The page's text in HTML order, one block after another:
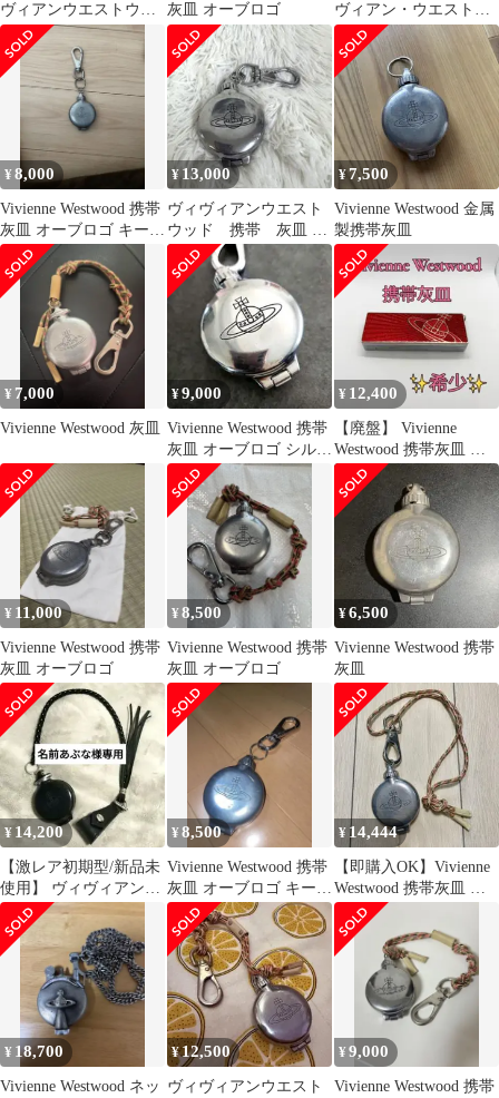
ヴィアンウエストウッ
ド 携帯灰皿
灰皿 オーブロゴ
ヴィアン・ウエストウ
ッド 携帯灰皿
¥8,000
Vivienne Westwood 携帯
灰皿 オーブロゴ キーホ
ルダー
¥ 13,000
ヴィヴィアンウエスト
ウッド 携帯 灰皿 シ
ルバー チャーム
¥7,500
Vivienne Westwood 金属
製携帯灰皿
¥ 7,000
Vivienne Westwood 灰皿
¥9,000
Vivienne Westwood 携帯
灰皿 オーブロゴ シルバ
ー
¥ 12,400
【廃盤】 Vivienne
Westwood 携帯灰皿 オ
ーブ レッド 希少
¥ 11,000
Vivienne Westwood 携帯
灰皿 オーブロゴ
¥8,500
Vivienne Westwood 携帯
灰皿 オーブロゴ
¥6,500
Vivienne Westwood 携帯
灰皿
¥ 14,200
【激レア初期型/新品未
使用】 ヴィヴィアンウ
エストウッド 携帯灰皿
¥8,500
Vivienne Westwood 携帯
灰皿 オーブロゴ キーホ
ルダー
¥ 14,444
【即購入OK】Vivienne
Westwood 携帯灰皿 オ
ーブロゴ
¥ 18,700
Vivienne Westwood ネッ
¥12,500
ヴィヴィアンウエスト
¥9,000
Vivienne Westwood 携帯